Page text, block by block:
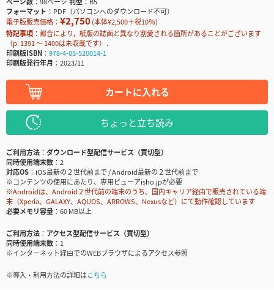
フォーマット
PDF（パソコンへのダウンロード不可）
電子版販売価格： ¥2,750(本体¥2,500＋税10％)
特記事項
都合により，紙版の誌面と異なり割愛される箇所があることがございます
（p. 1391 ～ 1400は未収載です）．
印刷版ISBN
978-4-05-520014-1
印刷版発行年月
2023/11
カートに入れる
ちょっと立ち読み
ご利用方法
ダウンロード型配信サービス（買切型）
同時使用端末数
2
対応OS
iOS最新の２世代前まで / Android最新の２世代前まで
※コンテンツの使用にあたり、専用ビューアisho.jpが必要
※Androidは、Android２世代前の端末のうち、国内キャリア経由で販売されている端
末（Xperia、GALAXY、AQUOS、ARROWS、Nexusなど）にて動作確認しています
必要メモリ容量
60 MB以上
ご利用方法
アクセス型配信サービス（買切型）
同時使用端末数
1
※インターネット経由でのWEBブラウザによるアクセス参照
※導入・利用方法の詳細はこちら